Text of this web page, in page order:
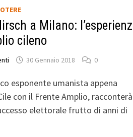
a Milano:
cileno
30 Gennaio 2018 0
esponente umanista appena
con il Frente Amplio, racconterà
elettorale frutto di anni di